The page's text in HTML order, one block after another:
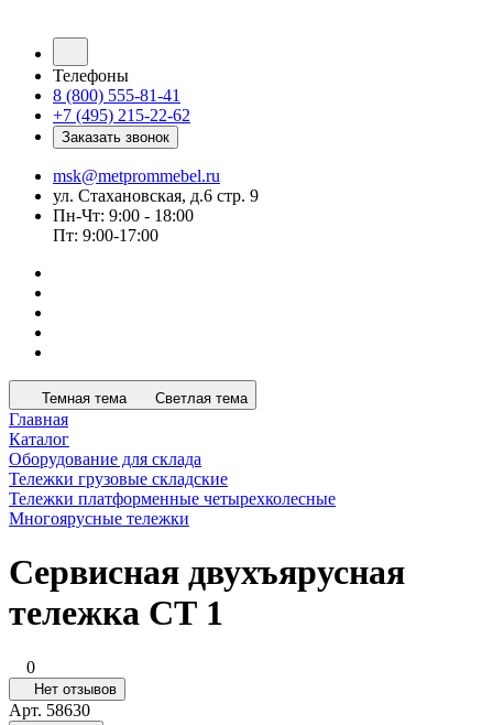
Телефоны
8 (800) 555-81-41
+7 (495) 215-22-62
Заказать звонок
msk@metprommebel.ru
ул. Стахановская, д.6 стр. 9
Пн-Чт: 9:00 - 18:00
Пт: 9:00-17:00
Темная тема Светлая тема
Главная
Каталог
Оборудование для склада
Тележки грузовые складские
Тележки платформенные четырехколесные
Многоярусные тележки
Сервисная двухъярусная
тележка СТ 1
0
Нет отзывов
Арт. 58630